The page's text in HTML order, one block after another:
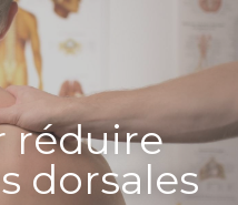
réduire
dorsales